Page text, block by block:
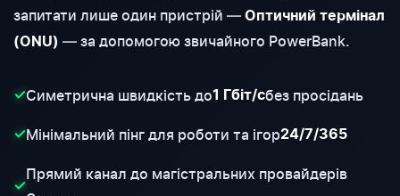
запитати лише один пристрій — Оптичний термінал
(ONU) — за допомогою звичайного PowerBank.
✓Симетрична швидкість до1 Гбіт/сбез просідань
✓Мінімальний пінг для роботи та ігор24/7/365
✓
Прямий канал до магістральних провайдерів